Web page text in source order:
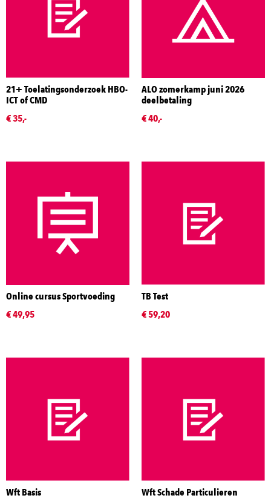
21+ Toelatingsonderzoek HBO-
ICT of CMD
€ 35,-
ALO zomerkamp juni 2026
deelbetaling
€ 40,-
Online cursus Sportvoeding
€ 49,95
TB Test
€ 59,20
Wft Basis
Wft Schade Particulieren